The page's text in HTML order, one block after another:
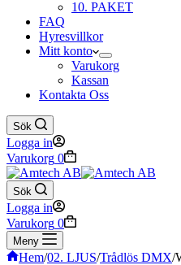
10. PAKET
FAQ
Hyresvillkor
Mitt konto
Varukorg
Kassan
Kontakta Oss
Sök
Logga in
Varukorg 0
Sök
Logga in
Varukorg 0
Meny
Hem/02. LJUS/Trådlös DMX/